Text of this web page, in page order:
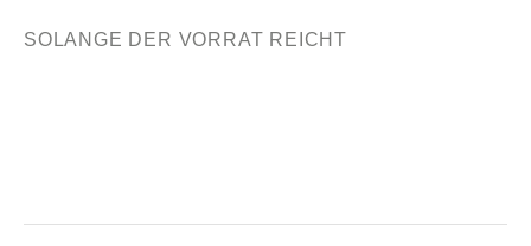
SOLANGE DER VORRAT REICHT